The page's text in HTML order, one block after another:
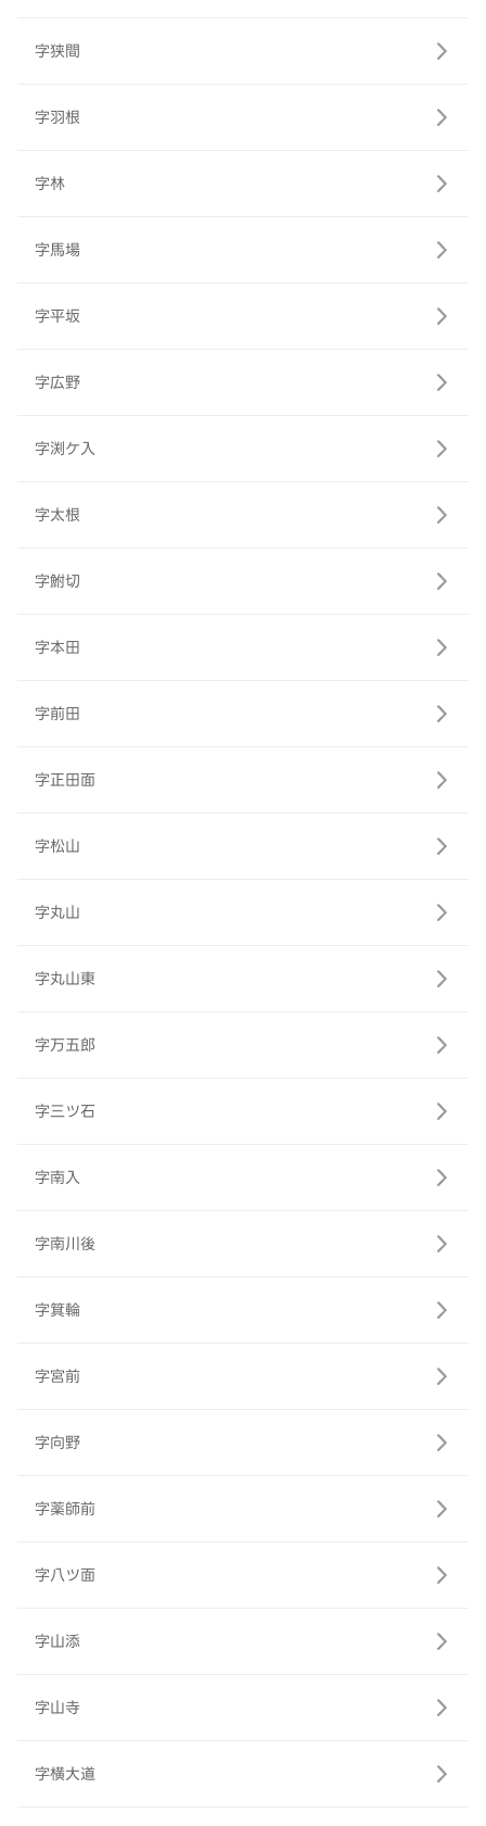
字狭間
字羽根
字林
字馬場
字平坂
字広野
字渕ケ入
字太根
字鮒切
字本田
字前田
字正田面
字松山
字丸山
字丸山東
字万五郎
字三ツ石
字南入
字南川後
字箕輪
字宮前
字向野
字薬師前
字八ツ面
字山添
字山寺
字横大道